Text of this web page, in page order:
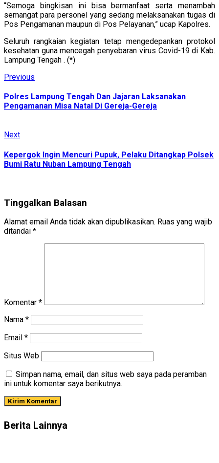
“Semoga bingkisan ini bisa bermanfaat serta menambah
semangat para personel yang sedang melaksanakan tugas di
Pos Pengamanan maupun di Pos Pelayanan,” ucap Kapolres.
Seluruh rangkaian kegiatan tetap mengedepankan protokol
kesehatan guna mencegah penyebaran virus Covid-19 di Kab.
Lampung Tengah . (*)
Continue
Reading
Previous
Polres Lampung Tengah Dan Jajaran Laksanakan
Pengamanan Misa Natal Di Gereja-Gereja
NextNext
Kepergok Ingin Mencuri Pupuk, Pelaku Ditangkap Polsek
Bumi Ratu Nuban Lampung Tengah
Tinggalkan Balasan
Alamat email Anda tidak akan dipublikasikan. Ruas yang wajib
ditandai *
Komentar *
Nama *
Email *
Situs Web
Simpan nama, email, dan situs web saya pada peramban
ini untuk komentar saya berikutnya.
Berita Lainnya